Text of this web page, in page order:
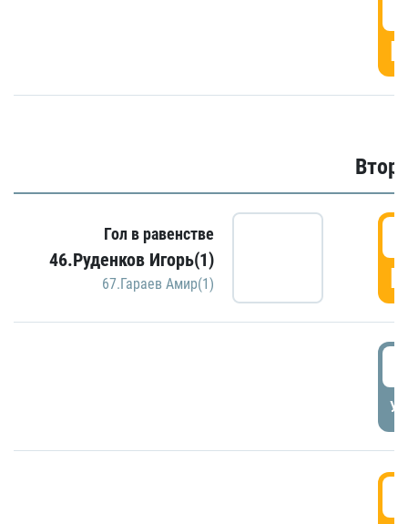
Гол в равенстве
46.Руденков Игорь(1)
67.Гараев Амир(1)